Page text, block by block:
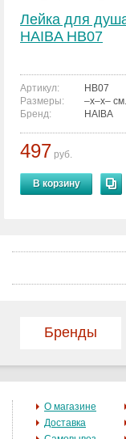
Лейка для
HAIBA HB07
Артикул:
HB07
Размеры:
–x–x– см.
Бренд:
HAIBA
497 руб.
В корзину
Бренды
О магазине
Доставка